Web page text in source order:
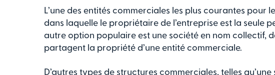
L’une des entités commerciales les plus courantes pour
dans laquelle le propriétaire de l’entreprise est la seule
autre option populaire est une société en nom collectif,
partagent la propriété d’une entité commerciale.
D’autres types de structures commerciales, telles